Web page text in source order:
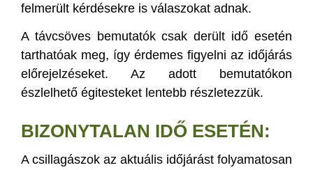
felmerült kérdésekre is válaszokat adnak.
A távcsöves bemutatók csak derült idő esetén
tarthatóak meg, így érdemes figyelni az időjárás
előrejelzéseket. Az adott bemutatókon
észlelhető égitesteket lentebb részletezzük.
BIZONYTALAN IDŐ ESETÉN:
A csillagászok az aktuális időjárást folyamatosan